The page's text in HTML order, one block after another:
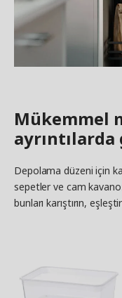
Mükemmel
Depolama düzeni için
sepetler ve cam
bunları karıştırın,